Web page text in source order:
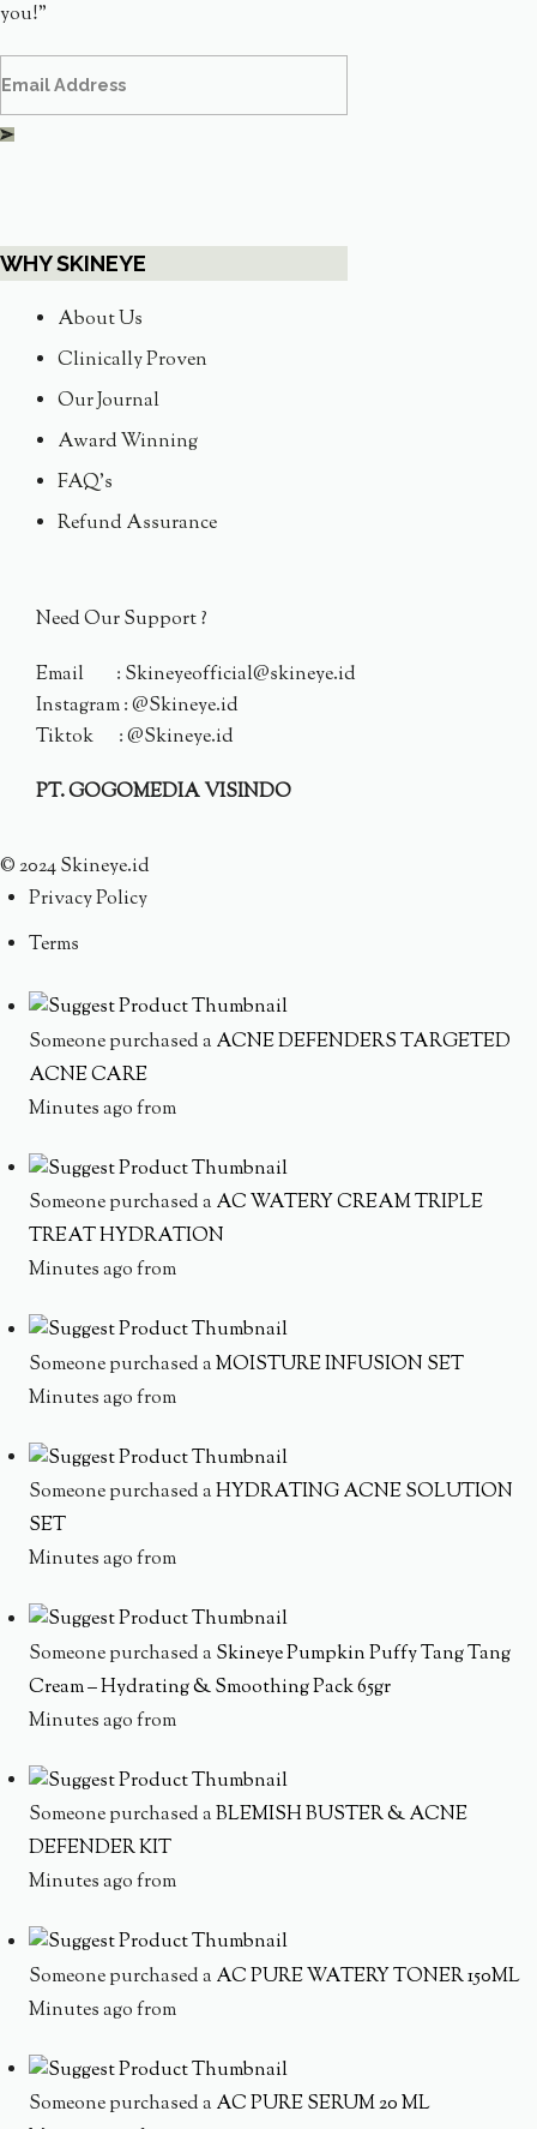
WHY SKINEYE
About Us
Clinically Proven
Our Journal
Award Winning
FAQ's
Refund Assurance
you!”
Need Our Support ?
Email : Skineyeofficial@skineye.id
Instagram : @Skineye.id
Tiktok : @Skineye.id
PT. GOGOMEDIA VISINDO
© 2024 Skineye.id
Privacy Policy
Terms
Someone purchased a ACNE DEFENDERS TARGETED
ACNE CARE
Minutes ago from
Someone purchased a AC WATERY CREAM TRIPLE
TREAT HYDRATION
Minutes ago from
Someone purchased aMOISTURE INFUSION SET
Minutes ago from
Someone purchased aHYDRATING ACNE SOLUTION
SET
Minutes ago from
Someone purchased a Skineye Pumpkin Puffy Tang Tang
Cream – Hydrating & Smoothing Pack 65gr
Minutes ago from
Someone purchased aBLEMISH BUSTER & ACNE
DEFENDER KIT
Minutes ago from
Someone purchased a AC PURE WATERY TONER 150ML
Minutes ago from
Someone purchased a AC PURE SERUM 20 ML